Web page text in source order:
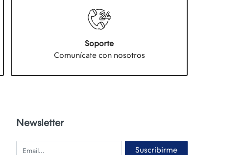
Soporte
Comunícate con nosotros
Newsletter
Email Suscribirme